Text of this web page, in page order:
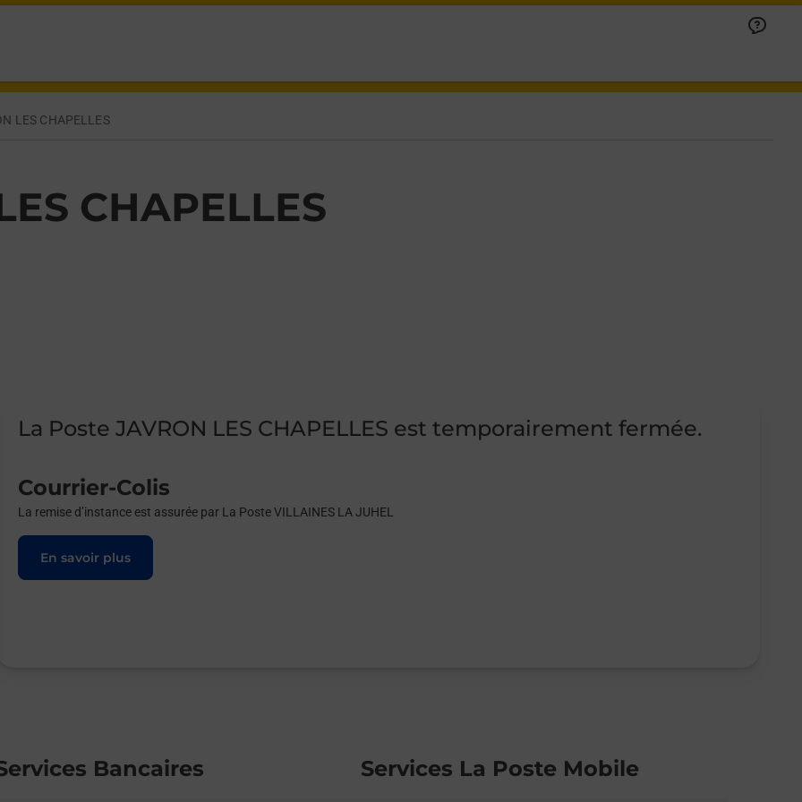
LES CHAPELLES
CHAPELLES
La Poste JAVRON LES CHAPELLES est temporairement fermée.
Courrier-Colis
La remise d’instance est assurée par La Poste VILLAINES LA JUHEL
En savoir plus
Bancaires Services La Poste Mobile